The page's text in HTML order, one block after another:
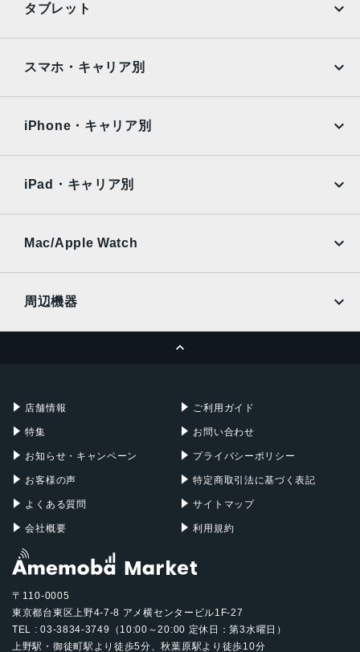
AQUOS
OPPO Android
タブレット
Surface
Xiaomi Tablet
スマホ・キャリア別
Ymobile
UQmobile
iPhone・キャリア別
Ymobile
UQmobile
iPad・キャリア別
Mac/Apple Watch
周辺機器
店舗情報
特集
お知らせ・キャンペーン
お客様の声
よくある質問
会社概要
ご利用ガイド
お問い合わせ
プライバシーポリシー
特定商取引法に基づく表記
サイトマップ
利用規約
〒110-0005
東京都台東区上野4-7-8 アメ横センタービル1F-27
TEL : 03-3834-3749（10:00～20:00 定休日：第3水曜日）
上野駅・御徒町駅より徒歩5分、秋葉原駅より徒歩10分